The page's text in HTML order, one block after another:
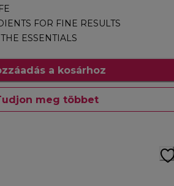
FOR FINE RESULTS
ESSENTIALS
a kosárhoz
meg többet